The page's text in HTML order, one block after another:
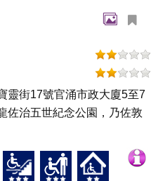
靈街17號官涌市政大廈5至7
佐治五世紀念公園，乃佐敦